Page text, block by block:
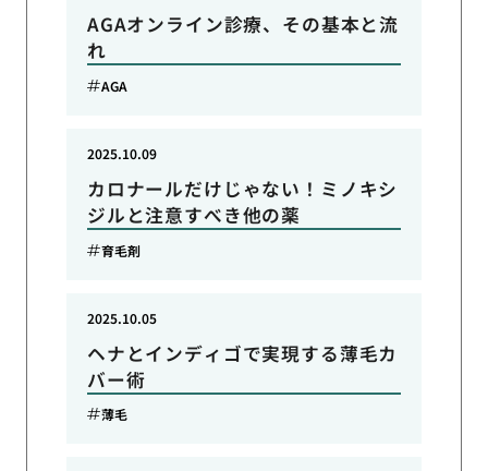
AGAオンライン診療、その基本と流
れ
AGA
カロナールだけじゃない！ミノキシ
ジルと注意すべき他の薬
2025.10.09
育毛剤
ヘナとインディゴで実現する薄毛カ
バー術
2025.10.05
薄毛